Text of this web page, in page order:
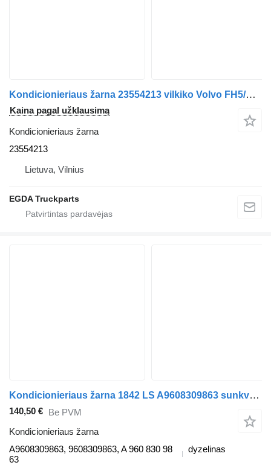
Kondicionieriaus žarna 23554213 vilkiko Volvo FH5/Aero
Kaina pagal užklausimą
Kondicionieriaus žarna
23554213
Lietuva, Vilnius
EGDA Truckparts
Kondicionieriaus žarna 1842 LS A9608309863 sunkvežimio Mercedes-Benz ACTROS MP4
140,50 € Be PVM
Kondicionieriaus žarna
A9608309863, 9608309863, A 960 830 98
63
dyzelinas